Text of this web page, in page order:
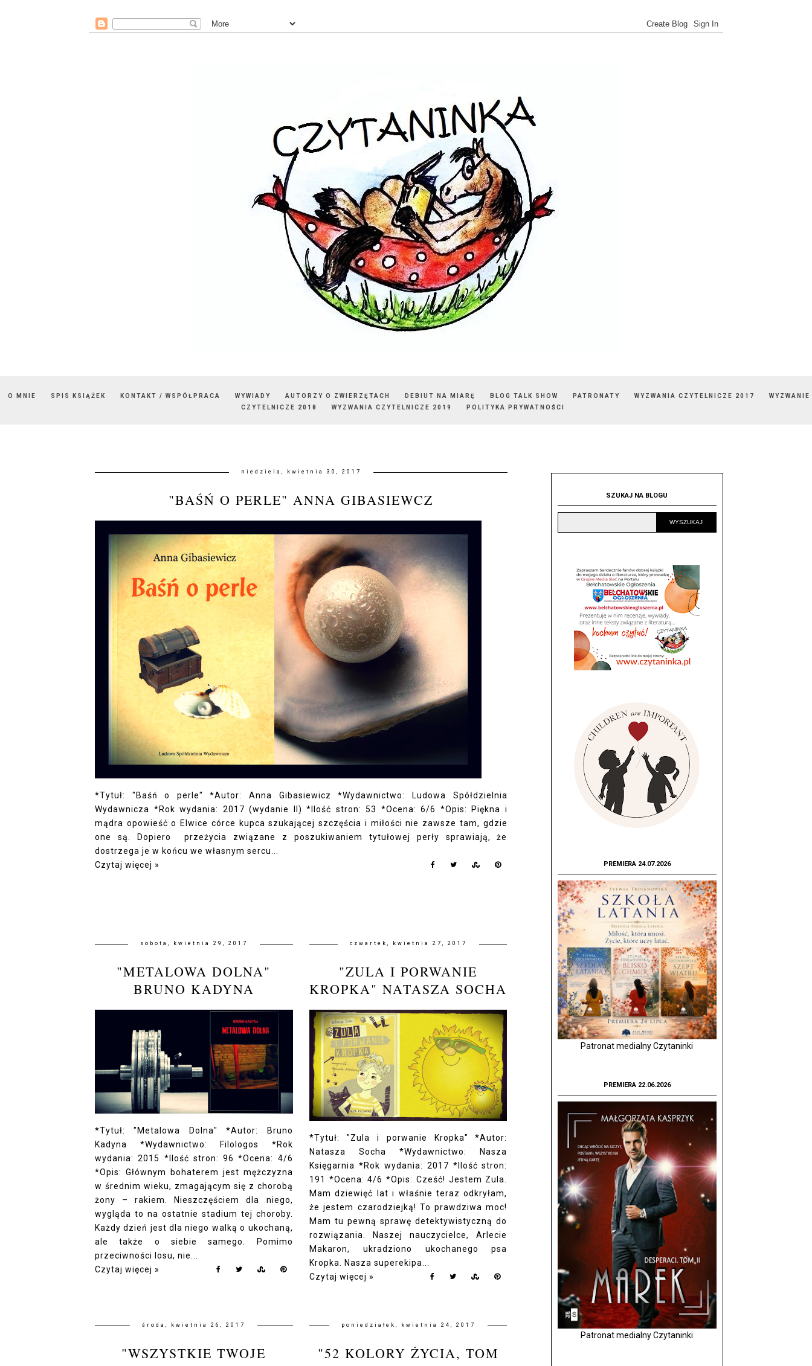
O MNIE SPIS KSIĄŻEK KONTAKT / WSPÓŁPRACA WYWIADY AUTORZY O ZWIERZĘTACH DEBIUT NA MIARĘ BLOG TALK SHOW PATRONATY WYZWANIA CZYTELNICZE 2017
WYZWANIE
CZYTELNICZE 2018
WYZWANIA CZYTELNICZE 2019 POLITYKA PRYWATNOŚCI
niedziela, kwietnia 30, 2017
"BAŚŃ O PERLE" ANNA GIBASIEWCZ
*Tytuł: "Baśń o perle" *Autor: Anna Gibasiewicz *Wydawnictwo: Ludowa Spółdzielnia
Wydawnicza *Rok wydania: 2017 (wydanie II) *Ilość stron: 53 *Ocena: 6/6 *Opis: Piękna i
mądra opowieść o Elwice córce kupca szukającej szczęścia i miłości nie zawsze tam, gdzie
one są. Dopiero przeżycia związane z poszukiwaniem tytułowej perły sprawiają, że
dostrzega je w końcu we własnym sercu...
Czytaj więcej »
sobota, kwietnia 29, 2017
"METALOWA DOLNA"
BRUNO KADYNA
*Tytuł: "Metalowa Dolna" *Autor: Bruno
Kadyna *Wydawnictwo: Filologos *Rok
wydania: 2015 *Ilość stron: 96 *Ocena: 4/6
*Opis: Głównym bohaterem jest mężczyzna
w średnim wieku, zmagającym się z chorobą
żony – rakiem. Nieszczęściem dla niego,
wygląda to na ostatnie stadium tej choroby.
Każdy dzień jest dla niego walką o ukochaną,
ale także o siebie samego. Pomimo
przeciwności losu, nie...
Czytaj więcej »
czwartek, kwietnia 27, 2017
"ZULA I PORWANIE
KROPKA" NATASZA SOCHA
*Tytuł: "Zula i porwanie Kropka" *Autor:
Natasza Socha *Wydawnictwo: Nasza
Księgarnia *Rok wydania: 2017 *Ilość stron:
191 *Ocena: 4/6 *Opis: Cześć! Jestem Zula.
Mam dziewięć lat i właśnie teraz odkryłam,
że jestem czarodziejką! To prawdziwa moc!
Mam tu pewną sprawę detektywistyczną do
rozwiązania. Naszej nauczycielce, Arlecie
Makaron, ukradziono ukochanego psa
Kropka. Nasza superekipa...
Czytaj więcej »
środa, kwietnia 26, 2017
"WSZYSTKIE TWOJE
poniedziałek, kwietnia 24, 2017
"52 KOLORY ŻYCIA, TOM
SZUKAJ NA BLOGU
PREMIERA 24.07.2026
Patronat medialny Czytaninki
PREMIERA 22.06.2026
Patronat medialny Czytaninki